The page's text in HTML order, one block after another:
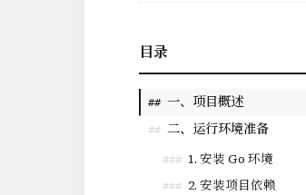
目录
## 一、项目概述
## 二、运行环境准备
### 1. 安装 Go 环境
### 2. 安装项目依赖